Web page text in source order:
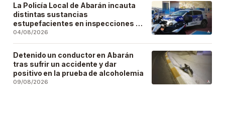
La Policía Local de Abarán incauta
distintas sustancias
estupefacientes en inspecciones a
locales públicos del municipio
04/08/2026
Detenido un conductor en Abarán
tras sufrir un accidente y dar
positivo en la prueba de alcoholemia
09/08/2026